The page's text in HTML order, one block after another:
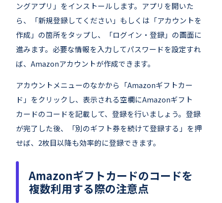
ングアプリ」をインストールします。アプリを開いた
ら、「新規登録してください」もしくは「アカウントを
作成」の箇所をタップし、「ログイン・登録」の画面に
進みます。必要な情報を入力してパスワードを設定すれ
ば、Amazonアカウントが作成できます。
アカウントメニューのなかから「Amazonギフトカー
ド」をクリックし、表示される空欄にAmazonギフト
カードのコードを記載して、登録を行いましょう。登録
が完了した後、「別のギフト券を続けて登録する」を押
せば、2枚目以降も効率的に登録できます。
Amazonギフトカードのコードを
複数利用する際の注意点